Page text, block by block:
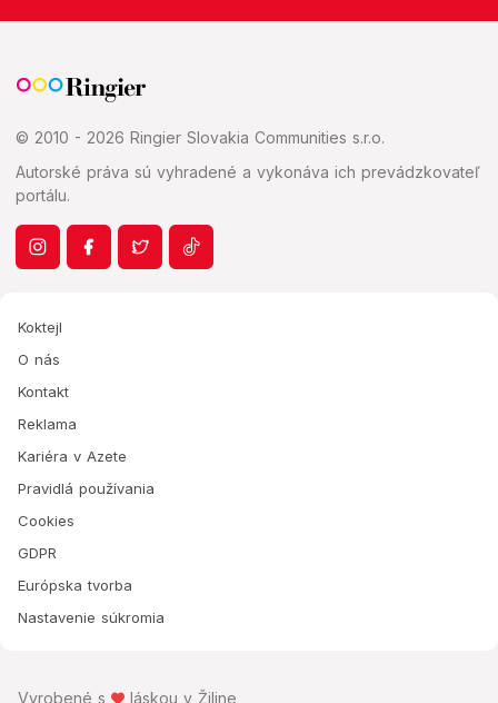
© 2010 - 2026 Ringier Slovakia Communities s.r.o.
Autorské práva sú vyhradené a vykonáva ich prevádzkovateľ
portálu.
Koktejl
O nás
Kontakt
Reklama
Kariéra v Azete
Pravidlá používania
Cookies
GDPR
Európska tvorba
Nastavenie súkromia
Vyrobené s láskou v Žiline